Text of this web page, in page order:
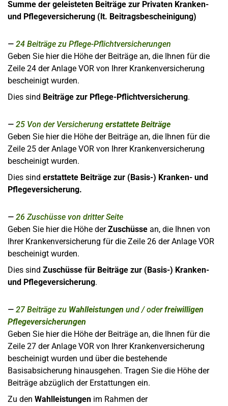
Summe der geleisteten Beiträge zur Privaten Kranken-
und Pflegeversicherung (lt. Beitragsbescheinigung)
24 Beiträge zu Pflege-Pflichtversicherungen
Geben Sie hier die Höhe der Beiträge an, die Ihnen für die
Zeile 24 der Anlage VOR von Ihrer Krankenversicherung
bescheinigt wurden.
Dies sind Beiträge zur Pflege-Pflichtversicherung.
25 Von der Versicherung erstattete Beiträge
Geben Sie hier die Höhe der Beiträge an, die Ihnen für die
Zeile 25 der Anlage VOR von Ihrer Krankenversicherung
bescheinigt wurden.
Dies sind erstattete Beiträge zur (Basis-) Kranken- und
Pflegeversicherung.
26 Zuschüsse von dritter Seite
Geben Sie hier die Höhe derZuschüsse an, die Ihnen von
Ihrer Krankenversicherung für die Zeile 26 der Anlage VOR
bescheinigt wurden.
Dies sind Zuschüsse für Beiträge zur (Basis-) Kranken-
und Pflegeversicherung.
27 Beiträge zu Wahlleistungen und / oderfreiwilligen
Pflegeversicherungen
Geben Sie hier die Höhe der Beiträge an, die Ihnen für die
Zeile 27 der Anlage VOR von Ihrer Krankenversicherung
bescheinigt wurden und über die bestehende
Basisabsicherung hinausgehen. Tragen Sie die Höhe der
Beiträge abzüglich der Erstattungen ein.
Zu den Wahlleistungen im Rahmen der